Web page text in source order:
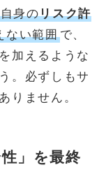
自身のリスク許
ない範囲で、
加えるような
。必ずしもサ
りません。
」を最終